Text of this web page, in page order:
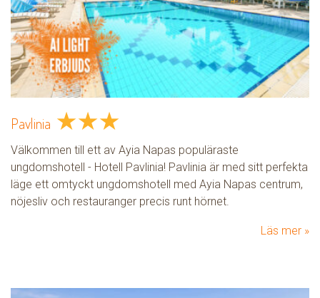
Pavlinia ★★★
Välkommen till ett av Ayia Napas populäraste
ungdomshotell - Hotell Pavlinia! Pavlinia är med sitt perfekta
läge ett omtyckt ungdomshotell med Ayia Napas centrum,
nöjesliv och restauranger precis runt hörnet.
Läs mer